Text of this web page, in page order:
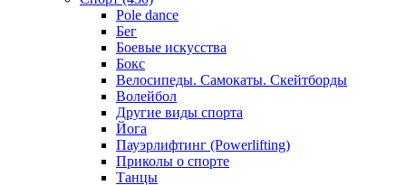
Pole dance
Бег
Боевые искусства
Бокс
Велосипеды. Самокаты. Скейтборды
Волейбол
Другие виды спорта
Йога
Пауэрлифтинг (Powerlifting)
Приколы о спорте
Танцы